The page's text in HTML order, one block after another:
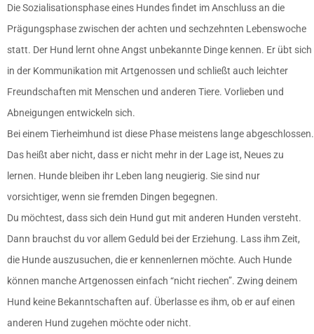
Die Sozialisationsphase eines Hundes findet im Anschluss an die
Prägungsphase zwischen der achten und sechzehnten Lebenswoche
statt. Der Hund lernt ohne Angst unbekannte Dinge kennen. Er übt sich
in der Kommunikation mit Artgenossen und schließt auch leichter
Freundschaften mit Menschen und anderen Tiere. Vorlieben und
Abneigungen entwickeln sich.
Bei einem Tierheimhund ist diese Phase meistens lange abgeschlossen.
Das heißt aber nicht, dass er nicht mehr in der Lage ist, Neues zu
lernen. Hunde bleiben ihr Leben lang neugierig. Sie sind nur
vorsichtiger, wenn sie fremden Dingen begegnen.
Du möchtest, dass sich dein Hund gut mit anderen Hunden versteht.
Dann brauchst du vor allem Geduld bei der Erziehung. Lass ihm Zeit,
die Hunde auszusuchen, die er kennenlernen möchte. Auch Hunde
können manche Artgenossen einfach “nicht riechen”. Zwing deinem
Hund keine Bekanntschaften auf. Überlasse es ihm, ob er auf einen
anderen Hund zugehen möchte oder nicht.